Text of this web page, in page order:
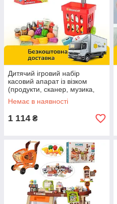
Дитячий ігровий набір
касовий апарат із візком
(продукти, сканер, музика,
світло, 24 деталей) 661-84
Немає в наявності
1 114 ₴